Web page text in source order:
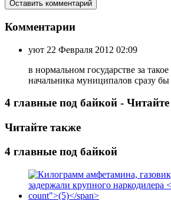
Комментарии
уют 22 Февраля 2012 02:09
в нормальном государстве за
начальника муниципалов сразу
4 главные под байкой -
Читайте также
4 главные под байкой